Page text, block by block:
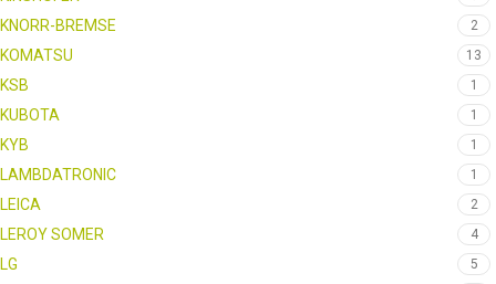
KNORR-BREMSE 2
KOMATSU 13
KSB 1
KUBOTA 1
KYB 1
LAMBDATRONIC 1
LEICA 2
LEROY SOMER 4
LG 5